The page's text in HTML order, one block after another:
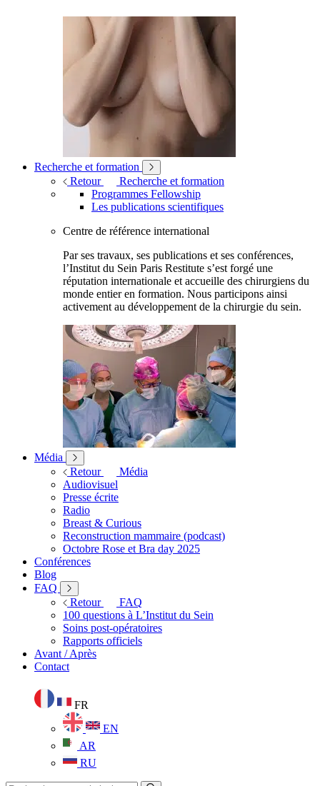
Recherche et formation
Retour
Recherche et formation
Programmes Fellowship
Les publications scientifiques
Centre de référence international
Par ses travaux, ses publications et ses conférences,
l’Institut du Sein Paris Restitute s’est forgé une
réputation internationale et accueille des chirurgiens du
monde entier en formation. Nous participons ainsi
activement au développement de la chirurgie du sein.
Média
Retour
Média
Audiovisuel
Presse écrite
Radio
Breast & Curious
Reconstruction mammaire (podcast)
Octobre Rose et Bra day 2025
Conférences
Blog
FAQ
Retour
FAQ
100 questions à L’Institut du Sein
Soins post-opératoires
Rapports officiels
Avant / Après
Contact
FR
EN
AR
RU